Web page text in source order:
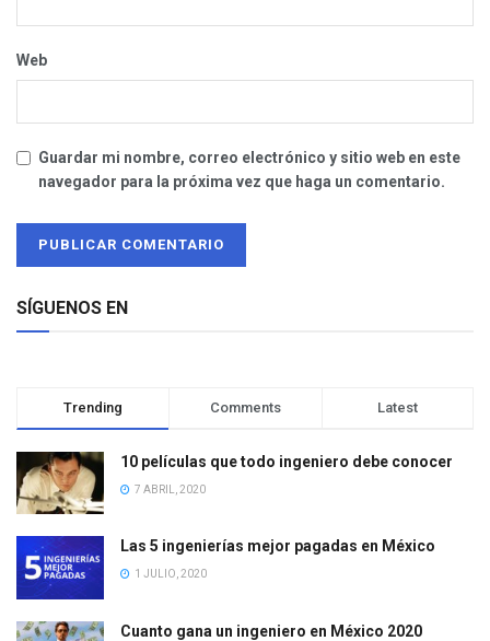
Web
Guardar mi nombre, correo electrónico y sitio web en este
navegador para la próxima vez que haga un comentario.
SÍGUENOS EN
Trending Comments Latest
10 películas que todo ingeniero debe conocer
7 ABRIL, 2020
Las 5 ingenierías mejor pagadas en México
1 JULIO, 2020
Cuanto gana un ingeniero en México 2020